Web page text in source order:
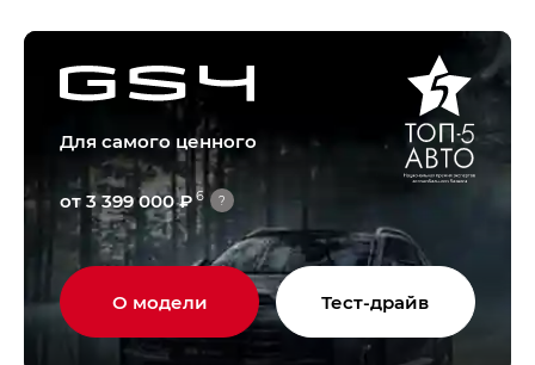
от 3 399 000 ₽ 6 ?
Для самого ценного
О модели Тест-драйв